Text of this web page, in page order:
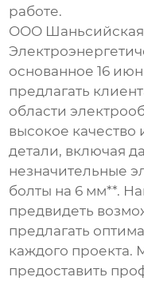
работе.
ООО
основанное 16
предлагать
области
высокое
детали, включая
незначительные
болты на 6 мм**.
предвидеть
предлагать
каждого проекта.
предоставить